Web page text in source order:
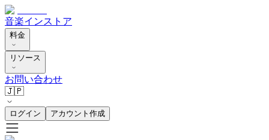
音楽インストア
料金
リソース
お問い合わせ
🇯🇵
ログイン アカウント作成